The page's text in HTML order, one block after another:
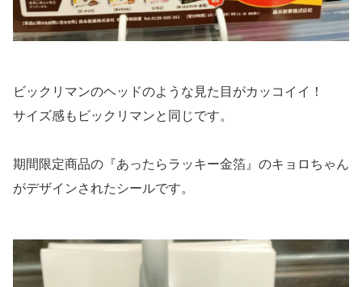
ビックリマンのヘッドのような見た目がカッコイイ！
サイズ感もビックリマンと同じです。
期間限定商品の『あったらラッキー金箔』のキョロちゃん
がデザインされたシールです。